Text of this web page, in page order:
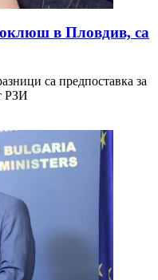
в Пловдив, са
са предпоставка за
РЗИ